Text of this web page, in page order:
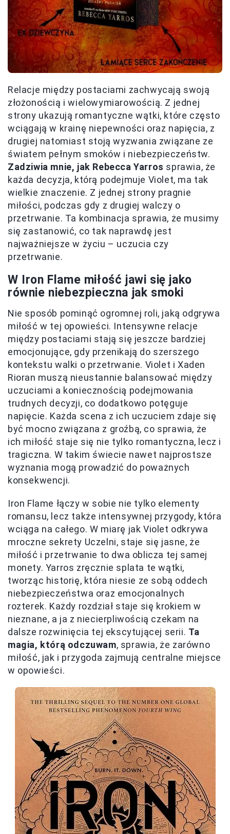
Relacje między postaciami zachwycają swoją
złożonością i wielowymiarowością. Z jednej
strony ukazują romantyczne wątki, które często
wciągają w krainę niepewności oraz napięcia, z
drugiej natomiast stoją wyzwania związane ze
światem pełnym smoków i niebezpieczeństw.
Zadziwia mnie, jak Rebecca Yarros sprawia, że
każda decyzja, którą podejmuje Violet, ma tak
wielkie znaczenie. Z jednej strony pragnie
miłości, podczas gdy z drugiej walczy o
przetrwanie. Ta kombinacja sprawia, że musimy
się zastanowić, co tak naprawdę jest
najważniejsze w życiu – uczucia czy
przetrwanie.
W Iron Flame miłość jawi się jako
równie niebezpieczna jak smoki
Nie sposób pominąć ogromnej roli, jaką odgrywa
miłość w tej opowieści. Intensywne relacje
między postaciami stają się jeszcze bardziej
emocjonujące, gdy przenikają do szerszego
kontekstu walki o przetrwanie. Violet i Xaden
Rioran muszą nieustannie balansować między
uczuciami a koniecznością podejmowania
trudnych decyzji, co dodatkowo potęguje
napięcie. Każda scena z ich uczuciem zdaje się
być mocno związana z groźbą, co sprawia, że
ich miłość staje się nie tylko romantyczna, lecz i
tragiczna. W takim świecie nawet najprostsze
wyznania mogą prowadzić do poważnych
konsekwencji.
Iron Flame łączy w sobie nie tylko elementy
romansu, lecz także intensywnej przygody, która
wciąga na całego. W miarę jak Violet odkrywa
mroczne sekrety Uczelni, staje się jasne, że
miłość i przetrwanie to dwa oblicza tej samej
monety. Yarros zręcznie splata te wątki,
tworząc historię, która niesie ze sobą oddech
niebezpieczeństwa oraz emocjonalnych
rozterek. Każdy rozdział staje się krokiem w
nieznane, a ja z niecierpliwością czekam na
dalsze rozwinięcia tej ekscytującej serii. Ta
magia, którą odczuwam, sprawia, że zarówno
miłość, jak i przygoda zajmują centralne miejsce
w opowieści.